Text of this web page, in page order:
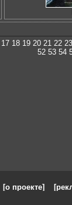
17 18 19 20 21 22 23
52 53 54
[о проекте]